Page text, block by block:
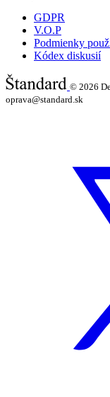
GDPR
V.O.P
Podmienky
Kódex diskusií
© 2026
oprava@standard.sk